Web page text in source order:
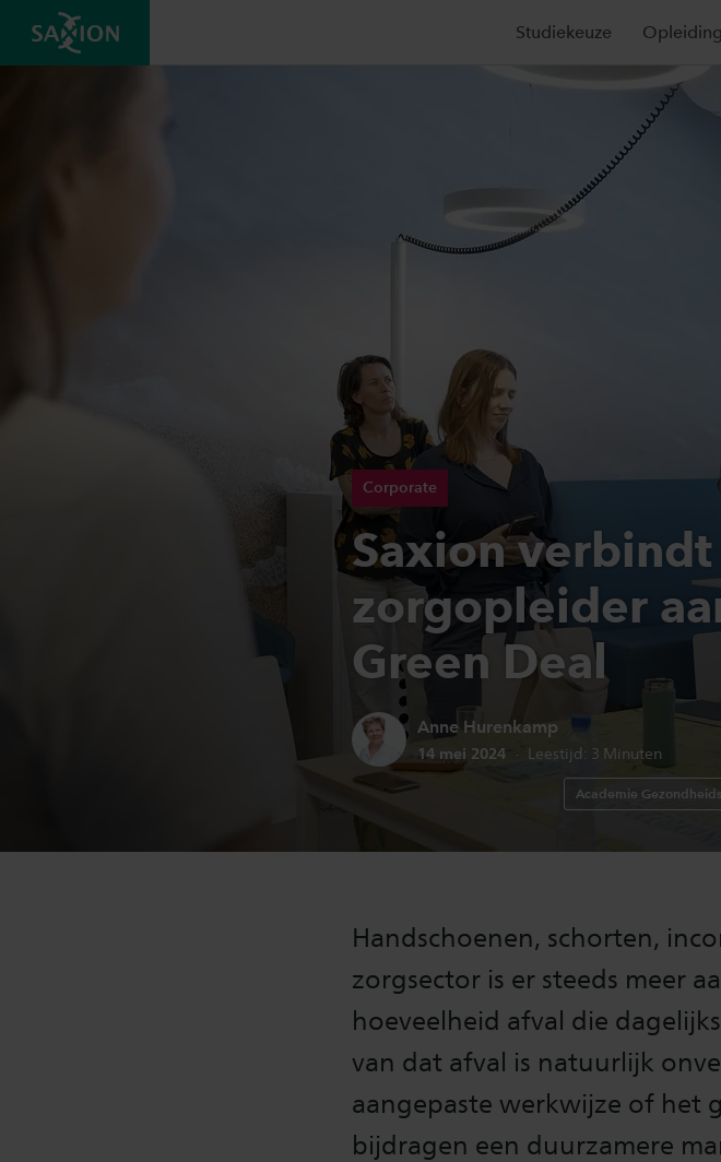
Studiekeuze
Corporate
Saxion
zorgopleider
Green Deal
Auteur:
Anne Hurenkamp
Publicatiedatum:
14 mei 2024 Leestijd: 3 Minuten
Academie
Handschoenen, schorten,
zorgsector is er steeds meer
hoeveelheid afval die
van dat afval is natuurlijk
aangepaste werkwijze of het
bijdragen een duurzamere